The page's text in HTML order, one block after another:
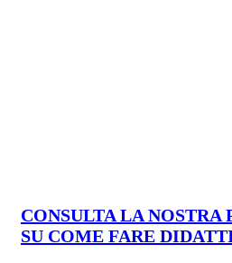
CONSULTA LA NOSTRA
SU COME FARE